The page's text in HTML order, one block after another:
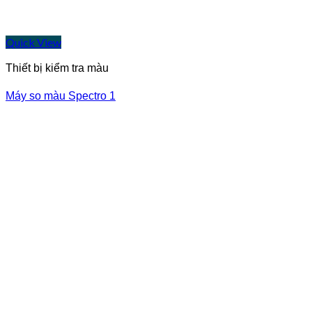
Quick View
Thiết bị kiểm tra màu
Máy so màu Spectro 1